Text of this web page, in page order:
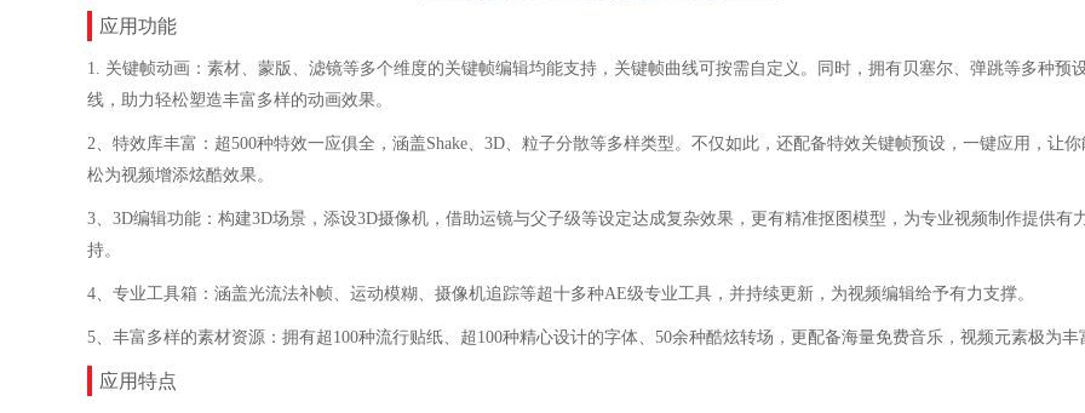
应用功能
1. 关键帧动画：素材、蒙版、滤镜等多个维度的关键帧编辑均能支持，关键帧曲线可按需自定义。同时，拥有贝塞尔、弹跳等多种预
线，助力轻松塑造丰富多样的动画效果。
2、特效库丰富：超500种特效一应俱全，涵盖Shake、3D、粒子分散等多样类型。不仅如此，还配备特效关键帧预设，一键应用，让
松为视频增添炫酷效果。
3、3D编辑功能：构建3D场景，添设3D摄像机，借助运镜与父子级等设定达成复杂效果，更有精准抠图模型，为专业视频制作提供有
持。
4、专业工具箱：涵盖光流法补帧、运动模糊、摄像机追踪等超十多种AE级专业工具，并持续更新，为视频编辑给予有力支撑。
5、丰富多样的素材资源：拥有超100种流行贴纸、超100种精心设计的字体、50余种酷炫转场，更配备海量免费音乐，视频元素极为丰
应用特点